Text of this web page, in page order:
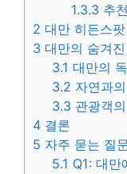
1.3.3 추
2 대만 히든스
3 대만의 숨겨
3.1 대만의
3.2 자연과
3.3 관광객
4 결론
5 자주 묻는 질
5.1 Q1: 대만